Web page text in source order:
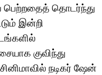
பெற்றதைத் தொடர்ந்து
இன்றி
குவிந்து
நடிகர் ஷேன்